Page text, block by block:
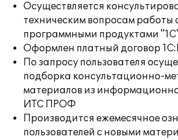
Осуществляется
техническим вопросам работы
программными продуктами
Оформлен платный договор
По запросу пользователя
подборка консультационно-
материалов из
ИТС ПРОФ
Производится ежемесячное
пользователей с новыми